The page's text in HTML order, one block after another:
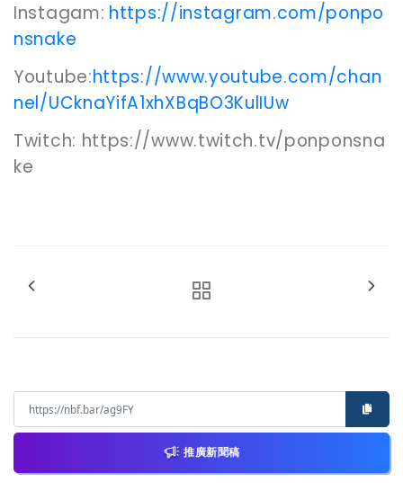
Instagam: https://instagram.com/ponpo
nsnake
Youtube:https://www.youtube.com/chan
nel/UCknaYifA1xhXBqBO3KulIUw
Twitch: https://www.twitch.tv/ponponsna
ke
推廣新聞稿